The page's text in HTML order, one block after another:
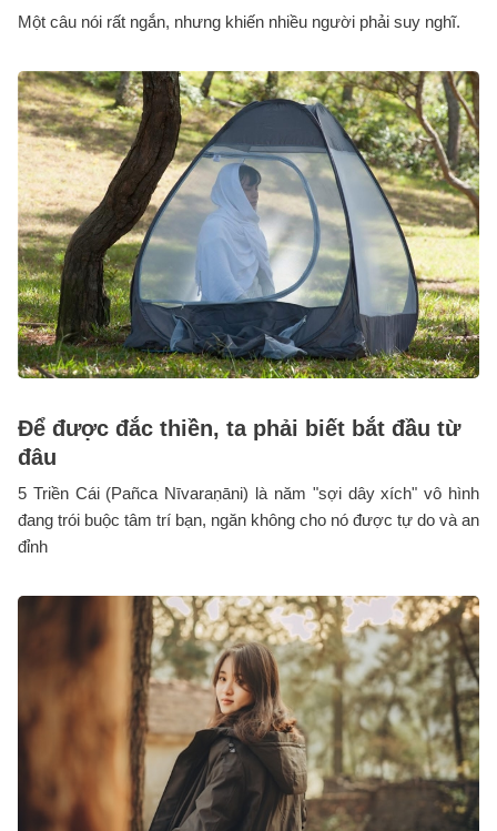
Một câu nói rất ngắn, nhưng khiến nhiều người phải suy nghĩ.
Để được đắc thiền, ta phải biết bắt đầu từ
đâu
5 Triền Cái (Pañca Nīvaraṇāni) là năm "sợi dây xích" vô hình
đang trói buộc tâm trí bạn, ngăn không cho nó được tự do và an
đỉnh